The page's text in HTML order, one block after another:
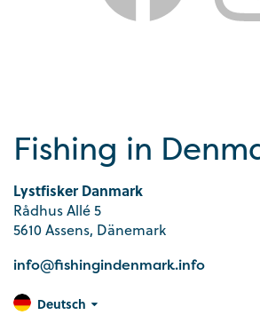
Fishing in
Lystfisker Danmark
Rådhus Allé 5
5610 Assens, Dänemark
info@fishingindenmark.info
Deutsch